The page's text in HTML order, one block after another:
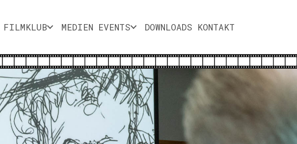
FILMKLUB MEDIEN EVENTS DOWNLOADS KONTAKT